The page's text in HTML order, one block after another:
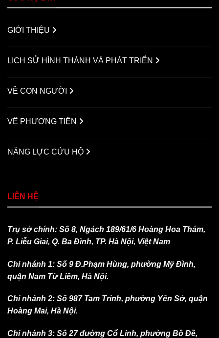
GIỚI THIỆU
LỊCH SỬ HÌNH THÀNH VÀ PHÁT TRIỂN
VỀ CON NGƯỜI
VỀ PHƯƠNG TIỆN
NĂNG LỰC CỨU HỘ
LIÊN HỆ
Trụ sở chính: Số 8, Ngách 189/61/6 Hoàng Hoa Thám,
P. Liễu Giai, Q. Ba Đình, TP. Hà Nội, Việt Nam
Chi nhánh 1: Số 9 Đ.Phạm Hùng, phường Mỹ Đình,
quận Nam Từ Liêm, Hà Nội.
Chi nhánh 2: Số 987 Tam Trinh, phường Yên Sở, quận
Hoàng Mai, Hà Nội.
Chi nhánh 3: Số 27 đường Cổ Linh, phường Bồ Đề,